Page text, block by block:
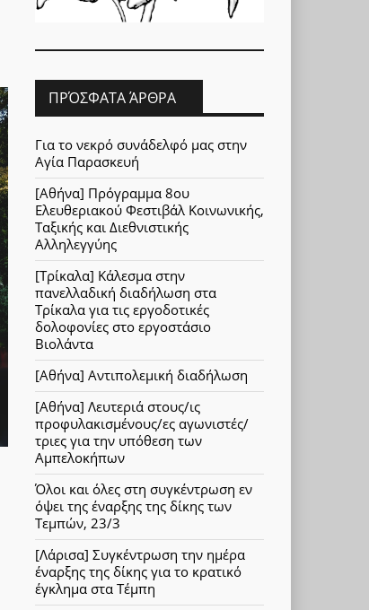
ΠΡΌΣΦΑΤΑ ΆΡΘΡΑ
Για το νεκρό συνάδελφό μας στην
Αγία Παρασκευή
[Αθήνα] Πρόγραμμα 8ου
Ελευθεριακού Φεστιβάλ Κοινωνικής,
Ταξικής και Διεθνιστικής
Αλληλεγγύης
[Τρίκαλα] Κάλεσμα στην
πανελλαδική διαδήλωση στα
Τρίκαλα για τις εργοδοτικές
δολοφονίες στο εργοστάσιο
Βιολάντα
[Αθήνα] Αντιπολεμική διαδήλωση
[Αθήνα] Λευτεριά στους/ις
προφυλακισμένους/ες αγωνιστές/
τριες για την υπόθεση των
Αμπελοκήπων
Όλοι και όλες στη συγκέντρωση εν
όψει της έναρξης της δίκης των
Τεμπών, 23/3
[Λάρισα] Συγκέντρωση την ημέρα
έναρξης της δίκης για το κρατικό
έγκλημα στα Τέμπη